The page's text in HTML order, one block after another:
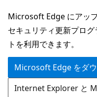
ン
テ
ン
ツ
に
ス
Microsoft Edge にアッ
セキュリティ更新プロ
トを利用できます。
Microsoft Edge をダ
Internet Explorer と